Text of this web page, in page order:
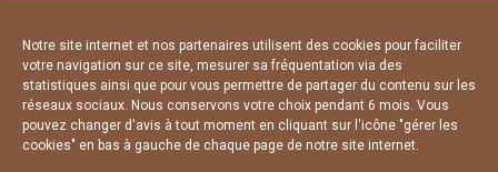
Notre site internet et nos partenaires utilisent des cookies pour faciliter
votre navigation sur ce site, mesurer sa fréquentation via des
statistiques ainsi que pour vous permettre de partager du contenu sur les
réseaux sociaux. Nous conservons votre choix pendant 6 mois. Vous
pouvez changer d'avis à tout moment en cliquant sur l'icône "gérer les
cookies" en bas à gauche de chaque page de notre site internet.
PARTENAIRES OFFICIELS